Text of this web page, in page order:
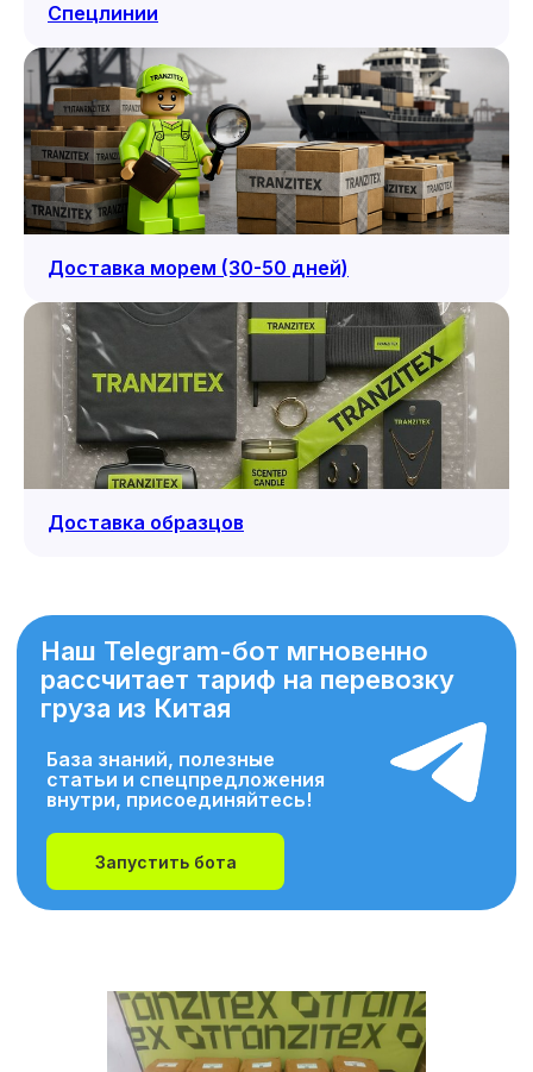
Спецлинии
Доставка морем (30-50 дней)
Доставка образцов
Наш Telegram-бот мгновенно
рассчитает тариф на перевозку
груза из Китая
База знаний, полезные
статьи и спецпредложения
внутри, присоединяйтесь!
Запустить бота